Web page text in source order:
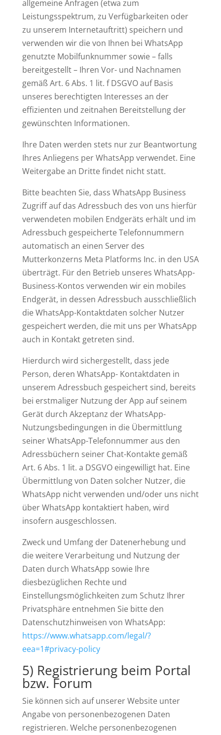
allgemeine Anfragen (etwa zum
Leistungsspektrum, zu Verfügbarkeiten oder
zu unserem Internetauftritt) speichern und
verwenden wir die von Ihnen bei WhatsApp
genutzte Mobilfunknummer sowie – falls
bereitgestellt – Ihren Vor- und Nachnamen
gemäß Art. 6 Abs. 1 lit. f DSGVO auf Basis
unseres berechtigten Interesses an der
effizienten und zeitnahen Bereitstellung der
gewünschten Informationen.
Ihre Daten werden stets nur zur Beantwortung
Ihres Anliegens per WhatsApp verwendet. Eine
Weitergabe an Dritte findet nicht statt.
Bitte beachten Sie, dass WhatsApp Business
Zugriff auf das Adressbuch des von uns hierfür
verwendeten mobilen Endgeräts erhält und im
Adressbuch gespeicherte Telefonnummern
automatisch an einen Server des
Mutterkonzerns Meta Platforms Inc. in den USA
überträgt. Für den Betrieb unseres WhatsApp-
Business-Kontos verwenden wir ein mobiles
Endgerät, in dessen Adressbuch ausschließlich
die WhatsApp-Kontaktdaten solcher Nutzer
gespeichert werden, die mit uns per WhatsApp
auch in Kontakt getreten sind.
Hierdurch wird sichergestellt, dass jede
Person, deren WhatsApp- Kontaktdaten in
unserem Adressbuch gespeichert sind, bereits
bei erstmaliger Nutzung der App auf seinem
Gerät durch Akzeptanz der WhatsApp-
Nutzungsbedingungen in die Übermittlung
seiner WhatsApp-Telefonnummer aus den
Adressbüchern seiner Chat-Kontakte gemäß
Art. 6 Abs. 1 lit. a DSGVO eingewilligt hat. Eine
Übermittlung von Daten solcher Nutzer, die
WhatsApp nicht verwenden und/oder uns nicht
über WhatsApp kontaktiert haben, wird
insofern ausgeschlossen.
Zweck und Umfang der Datenerhebung und
die weitere Verarbeitung und Nutzung der
Daten durch WhatsApp sowie Ihre
diesbezüglichen Rechte und
Einstellungsmöglichkeiten zum Schutz Ihrer
Privatsphäre entnehmen Sie bitte den
Datenschutzhinweisen von WhatsApp:
https://www.whatsapp.com/legal/?
eea=1#privacy-policy
5) Registrierung beim Portal
bzw. Forum
Sie können sich auf unserer Website unter
Angabe von personenbezogenen Daten
registrieren. Welche personenbezogenen